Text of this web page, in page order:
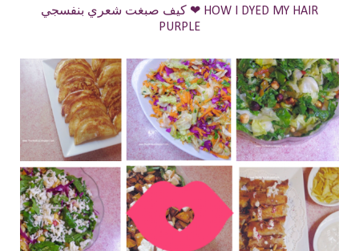
كيف صبغت شعري بنفسجي ❤ HOW I DYED MY HAIR
PURPLE